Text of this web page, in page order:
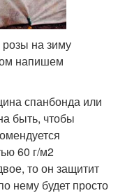
на зиму
напишем
спанбонда или
быть, чтобы
60 г/м2
то он защитит
нему будет просто